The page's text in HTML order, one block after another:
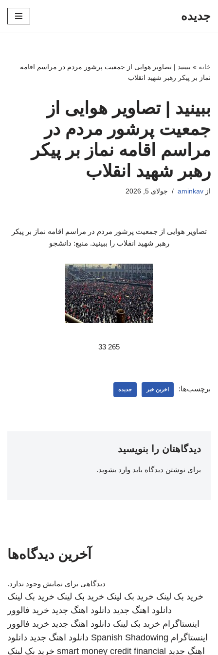
جدیده
خانه » ببینید | تصاویر هوایی از جمعیت پرشور مردم در مراسم اقامه
نماز بر پیکر رهبر شهید انقلاب
ببینید | تصاویر هوایی از
جمعیت پرشور مردم در
مراسم اقامه نماز بر پیکر
رهبر شهید انقلاب
از aminkav جولای 5, 2026
تصاویر هوایی از جمعیت پرشور مردم در مراسم اقامه نماز بر پیکر
رهبر شهید انقلاب را ببینید. منبع: دانشجو
265 33
برچسب‌ها: اخرین خبر جدیده
دیدگاهتان را بنویسید
برای نوشتن دیدگاه باید وارد بشوید.
آخرین دیدگاه‌ها
دیدگاهی برای نمایش وجود ندارد.
خرید بک لینک خرید بک لینک خرید بک لینک خرید بک لینک
دانلود اهنگ جدید دانلود اهنگ جدید خرید فالوور
اینستاگرام خرید بک لینک دانلود اهنگ جدید خرید فالوور
اینستاگرام Spanish Shadowing دانلود اهنگ جدید دانلود
اهنگ جدید smart money credit financial خرید بک لینک